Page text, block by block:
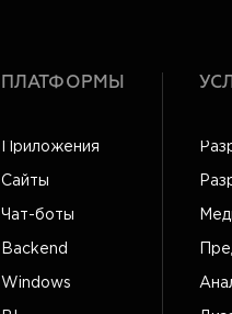
ПЛАТФОРМЫ
Приложения
Сайты
Чат-боты
Backend
Windows